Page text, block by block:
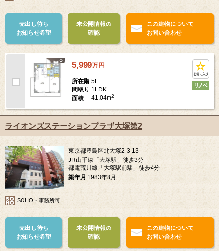
売出し待ち
お知らせ希望
未公開情報の
確認
この建物について
お問い合わせ
5,999万円
所在階 5F
間取り 1LDK
面積
41.04m2
ライオンズステーションプラザ大塚第2
東京都豊島区北大塚2-3-13
JR山手線「大塚駅」徒歩3分
都電荒川線「大塚駅前駅」徒歩4分
築年月 1983年8月
SOHO・事務所可
売出し待ち
お知らせ希望
未公開情報の
確認
この建物について
お問い合わせ